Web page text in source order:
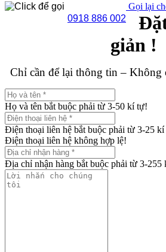
0918 886 002
Gọi lại
giản !
Chỉ cần để lại thông tin – Không
Họ và tên bắt buộc phải từ 3-50 kí tự!
Điện thoại liên hệ bắt buộc phải từ 3-25
Điện thoại liên hệ không hợp lệ!
Địa chỉ nhận hàng bắt buộc phải từ 3-255